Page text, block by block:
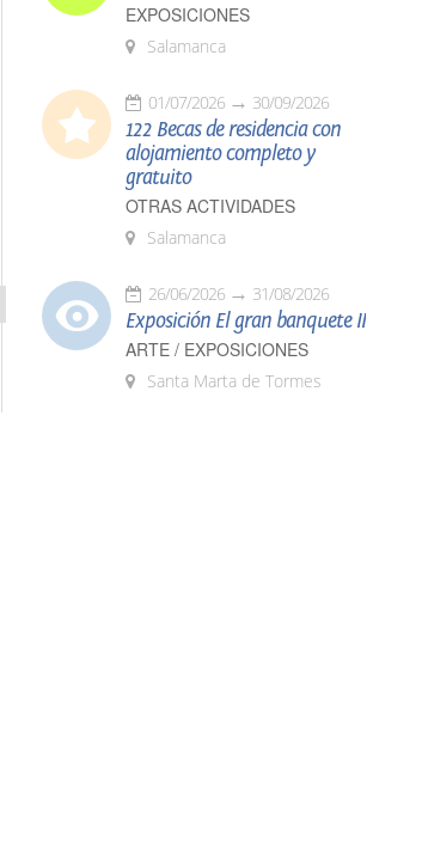
EXPOSICIONES
Salamanca
01/07/2026 30/09/2026
122 Becas de residencia con
alojamiento completo y
gratuito
OTRAS ACTIVIDADES
Salamanca
26/06/2026 31/08/2026
Exposición El gran banquete II
ARTE / EXPOSICIONES
Santa Marta de Tormes